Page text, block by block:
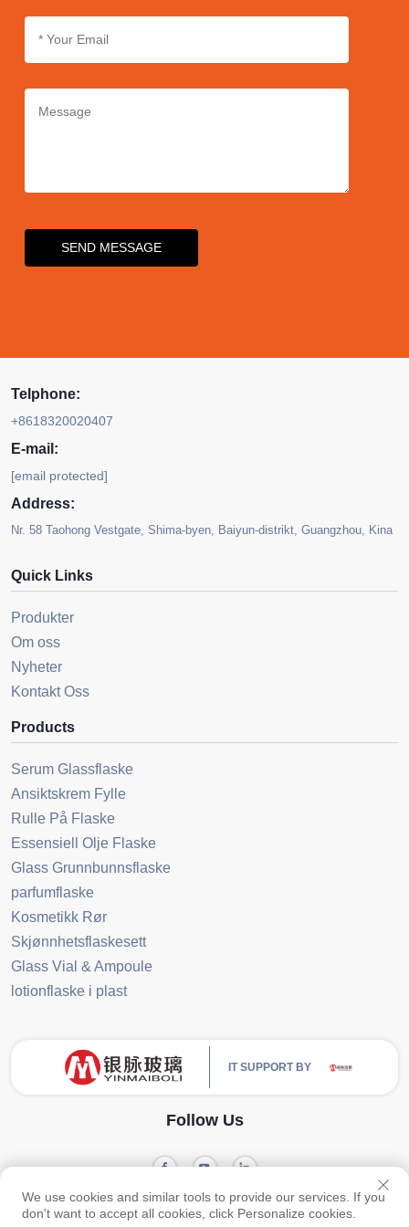
SEND MESSAGE
Telphone:
+8618320020407
E-mail:
[email protected]
Address:
Nr. 58 Taohong Vestgate, Shima-byen, Baiyun-distrikt, Guangzhou, Kina
Quick Links
Produkter
Om oss
Nyheter
Kontakt Oss
Products
Serum Glassflaske
Ansiktskrem Fylle
Rulle På Flaske
Essensiell Olje Flaske
Glass Grunnbunnsflaske
parfumflaske
Kosmetikk Rør
Skjønnhetsflaskesett
Glass Vial & Ampoule
lotionflaske i plast
IT SUPPORT BY
Follow Us
Opphavsrett © Guangzhou Yinmai Glass Products Co., Ltd Alle retter reservert
-Privacy Policy- Blog
We use cookies and similar tools to provide our services. If you
don't want to accept all cookies, click Personalize cookies.